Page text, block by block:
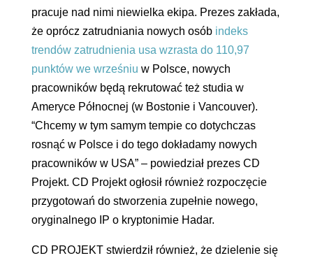
pracuje nad nimi niewielka ekipa. Prezes zakłada,
że oprócz zatrudniania nowych osób indeks
trendów zatrudnienia usa wzrasta do 110,97
punktów we wrześniu w Polsce, nowych
pracowników będą rekrutować też studia w
Ameryce Północnej (w Bostonie i Vancouver).
“Chcemy w tym samym tempie co dotychczas
rosnąć w Polsce i do tego dokładamy nowych
pracowników w USA” – powiedział prezes CD
Projekt. CD Projekt ogłosił również rozpoczęcie
przygotowań do stworzenia zupełnie nowego,
oryginalnego IP o kryptonimie Hadar.
CD PROJEKT stwierdził również, że dzielenie się